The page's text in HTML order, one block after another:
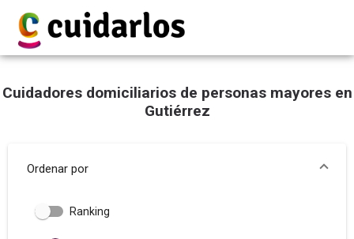
Cuidadores domiciliarios de personas mayores en
Gutiérrez
Ordenar por
Ranking